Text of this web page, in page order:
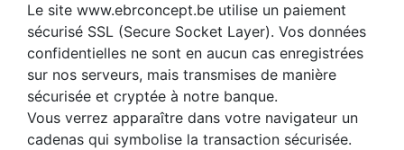
Le site www.ebrconcept.be utilise un paiement
sécurisé SSL (Secure Socket Layer). Vos données
confidentielles ne sont en aucun cas enregistrées
sur nos serveurs, mais transmises de manière
sécurisée et cryptée à notre banque.
Vous verrez apparaître dans votre navigateur un
cadenas qui symbolise la transaction sécurisée.